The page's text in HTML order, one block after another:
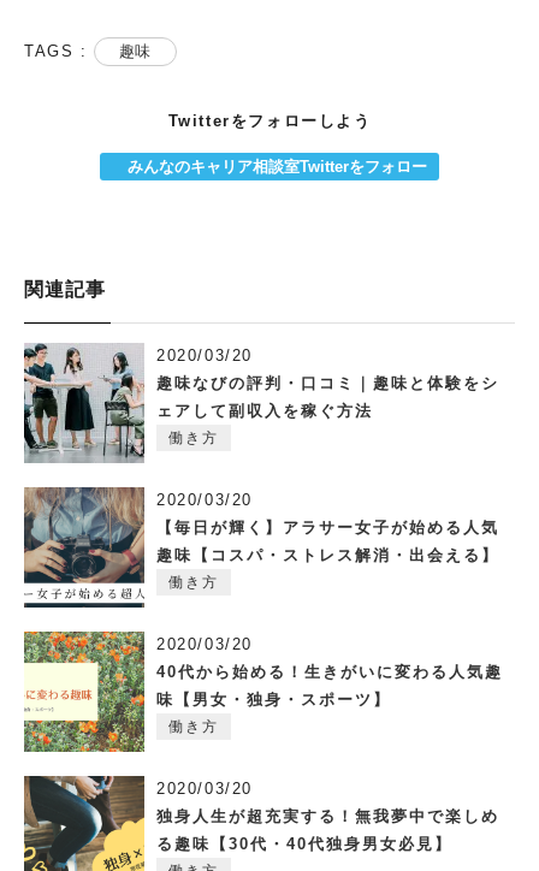
TAGS : 趣味
Twitterをフォローしよう
みんなのキャリア相談室Twitterをフォロー
関連記事
2020/03/20
趣味なびの評判・口コミ｜趣味と体験をシ
ェアして副収入を稼ぐ方法
働き方
2020/03/20
【毎日が輝く】アラサー女子が始める人気
趣味【コスパ・ストレス解消・出会える】
働き方
2020/03/20
40代から始める！生きがいに変わる人気趣
味【男女・独身・スポーツ】
働き方
2020/03/20
独身人生が超充実する！無我夢中で楽しめ
る趣味【30代・40代独身男女必見】